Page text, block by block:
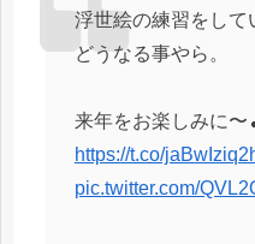
浮世絵の練習をして
どうなる事やら。
来年をお楽しみに
https://t.co/
pic.twitter.com/